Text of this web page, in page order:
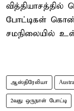
போட்டிகள்
சமநிலையில்
ஆஸ்திரேலியா
2வது ஒருநாள் போட்டி